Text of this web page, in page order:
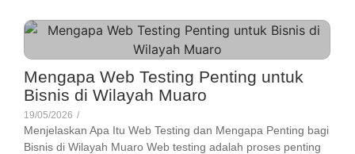
Mengapa Web Testing Penting untuk
Bisnis di Wilayah Muaro
19/05/2026 /
Menjelaskan Apa Itu Web Testing dan Mengapa Penting bagi
Bisnis di Wilayah Muaro Web testing adalah proses penting